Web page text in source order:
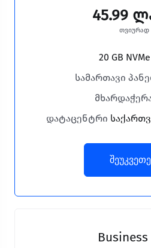
45.99
თვიურად
20 GB
სამართავი
დატაცენტრი